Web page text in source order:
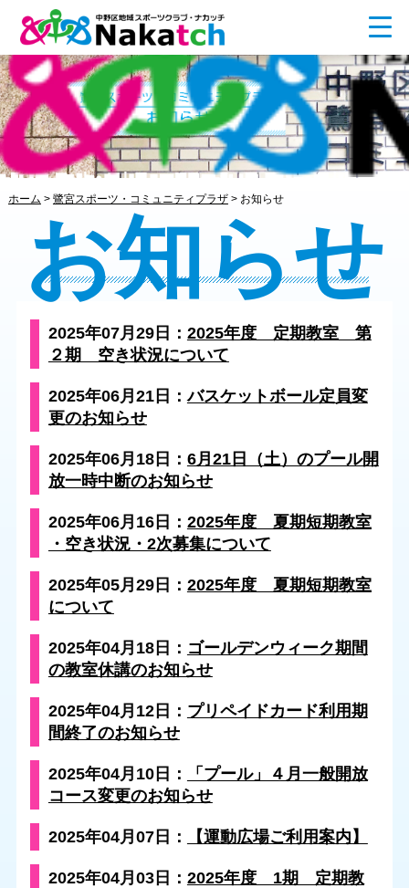
ホーム > 鷺宮スポーツ・コミュニティプラザ> お知らせ
お知らせ
2025年07月29日： 2025年度 定期教室 第
２期 空き状況について
2025年06月21日：バスケットボール定員変
更のお知らせ
2025年06月18日： 6月21日（土）のプール開
放一時中断のお知らせ
2025年06月16日： 2025年度 夏期短期教室
・空き状況・2次募集について
2025年05月29日： 2025年度 夏期短期教室
について
2025年04月18日： ゴールデンウィーク期間
の教室休講のお知らせ
2025年04月12日： プリペイドカード利用期
間終了のお知らせ
2025年04月10日：
「プール」４月一般開放
コース変更のお知らせ
2025年04月07日： 【運動広場ご利用案内】
2025年04月03日： 2025年度 1期 定期教